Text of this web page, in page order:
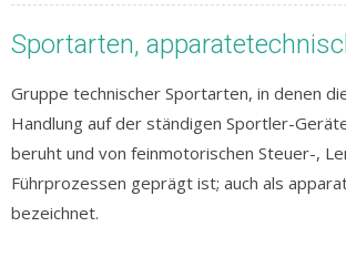
Sportarten,
Gruppe technischer Sportarten, in denen
Handlung auf der ständigen Sportler-
beruht und von feinmotorischen Steuer-,
Führprozessen geprägt ist; auch als
bezeichnet.